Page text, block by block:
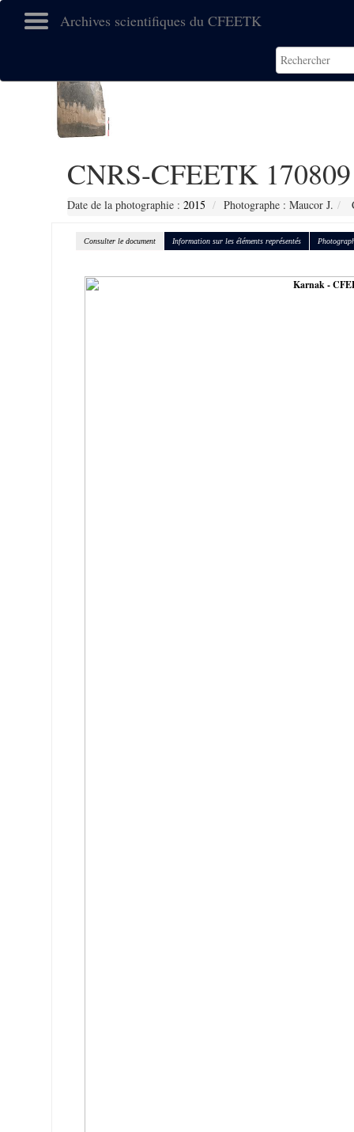
Archives scientifiques du CFEETK
CNRS-CFEETK 170809
Date de la photographie : 2015 Photographe : Maucor J.
Consulter le document Information sur les éléments représentés